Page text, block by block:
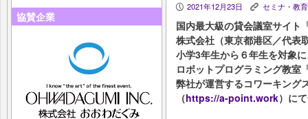
協賛企業
P 2021年12月23日 K セミナ・教
国内最大級の貸会議室サイト
株式会社（東京都港区／代表
小学3年生から６年生を対象
ロボットプログラミング教室
弊社が運営するコワーキン
（https://a-point.work）に